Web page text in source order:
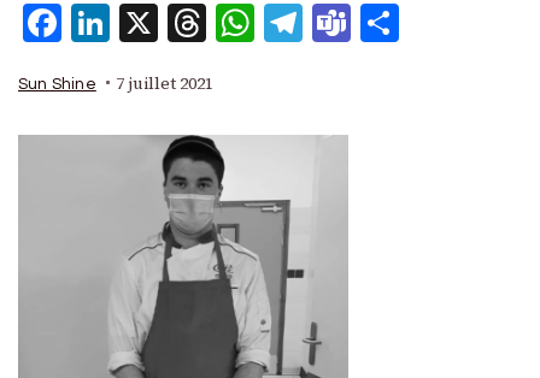
Facebook
LinkedIn
X Threads
WhatsApp
Telegram
Teams
Sun Shine 7 juillet 2021